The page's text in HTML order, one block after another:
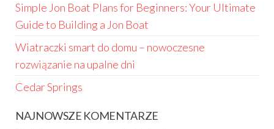
Simple Jon Boat Plans for Beginners: Your Ultimate
Guide to Building a Jon Boat
Wiatraczki smart do domu – nowoczesne
rozwiązanie na upalne dni
Cedar Springs
NAJNOWSZE KOMENTARZE